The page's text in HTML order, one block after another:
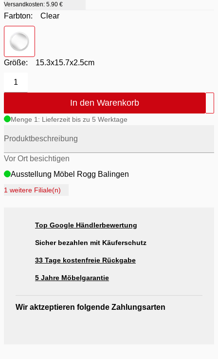
Versandkosten: 5.90 €
Farbton:
Clear
Farbton
Größe: 15.3x15.7x2.5cm
1
In den Warenkorb
Menge 1: Lieferzeit bis zu 5 Werktage
Produktbeschreibung
Vor Ort besichtigen
Ausstellung Möbel Rogg Balingen
Ausstellung Rogg Discount Balingen
Ausstellung Möbel Rogg Reutlingen
1 weitere Filiale(n)
Top Google Händlerbewertung
Sicher bezahlen mit Käuferschutz
33 Tage kostenfreie Rückgabe
5 Jahre Möbelgarantie
Wir aktzeptieren folgende Zahlungsarten